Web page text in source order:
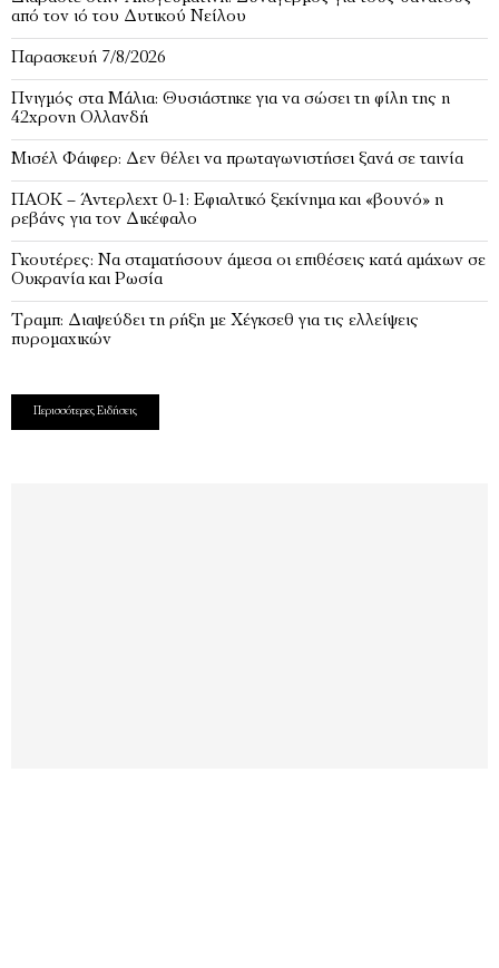
από τον ιό του Δυτικού Νείλου
Παρασκευή 7/8/2026
Πνιγμός στα Μάλια: Θυσιάστηκε για να σώσει τη φίλη της η
42χρονη Ολλανδή
Μισέλ Φάιφερ: Δεν θέλει να πρωταγωνιστήσει ξανά σε ταινία
ΠΑΟΚ – Άντερλεχτ 0-1: Εφιαλτικό ξεκίνημα και «βουνό» η
ρεβάνς για τον Δικέφαλο
Γκουτέρες: Να σταματήσουν άμεσα οι επιθέσεις κατά αμάχων σε
Ουκρανία και Ρωσία
Τραμπ: Διαψεύδει τη ρήξη με Χέγκσεθ για τις ελλείψεις
πυρομαχικών
Περισσότερες Ειδήσεις